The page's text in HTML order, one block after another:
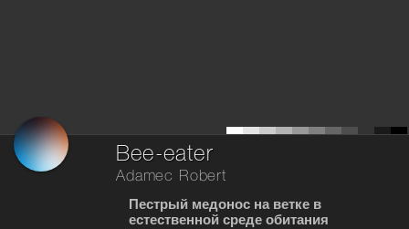
Bee-eater
Adamec Robert
Пестрый медонос на ветке в
естественной среде обитания